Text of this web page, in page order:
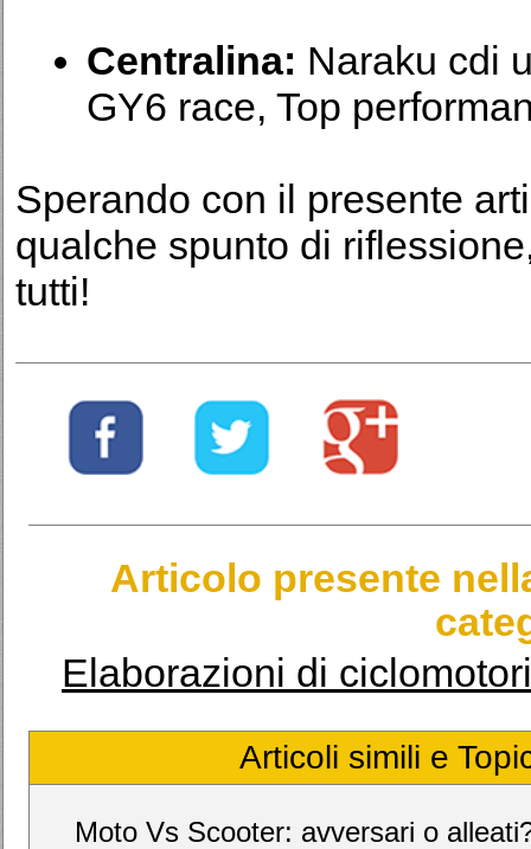
Centralina: Naraku cdi
GY6 race, Top
Sperando con il presente
qualche spunto di
tutti!
Articolo presente
Elaborazioni di
Articoli simili e
Moto Vs Scooter: avversari o